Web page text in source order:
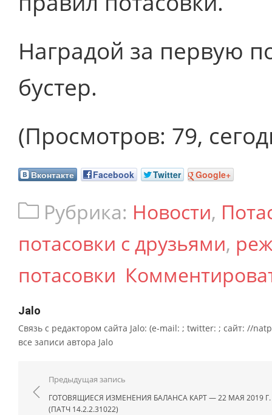
Наградой за первую
бустер.
(Просмотров: 79,
Вконтакте Facebook Twitter Google+
Рубрика: Новости,
потасовки с друзьями,
потасовки
Jalo
Связь с редактором сайта Jalo: (e-mail: ; twitter: ; сайт: //
все записи автора Jalo
Навигация по записям
Предыдущая запись
ГОТОВЯЩИЕСЯ ИЗМЕНЕНИЯ БАЛАНСА КАРТ — 22 МАЯ 2019 Г.
(ПАТЧ 14.2.2.31022)